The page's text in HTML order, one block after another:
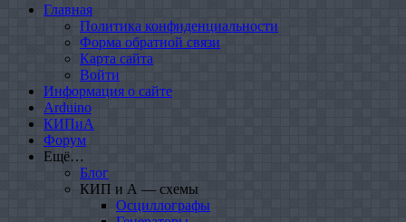
Главная
Политика конфиденциальности
Форма обратной связи
Карта сайта
Войти
Информация о сайте
Arduino
КИПиА
Форум
Ещё…
Блог
КИП и А — схемы
Осциллографы